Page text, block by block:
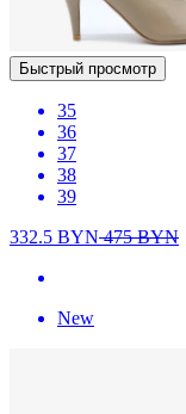
Быстрый просмотр
35
36
37
38
39
332.5 BYN475BYN
New